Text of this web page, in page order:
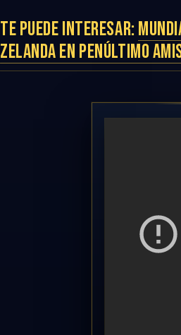
TE PUEDE INTERESAR:
ZELANDA EN PENÚLTIMO